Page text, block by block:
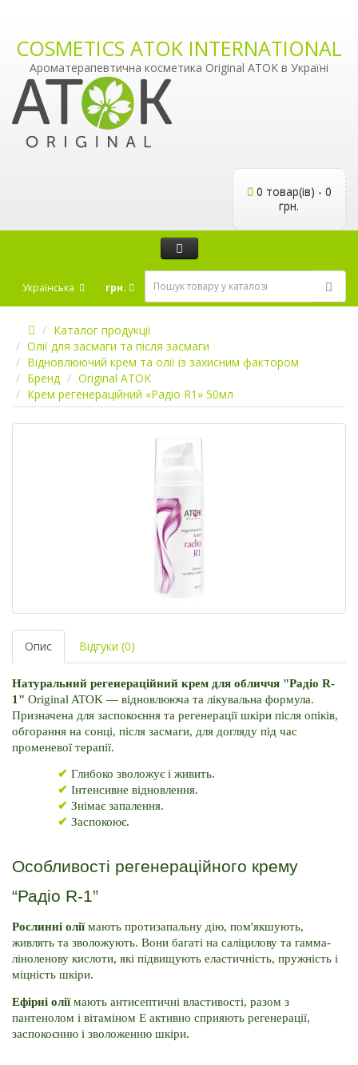
COSMETICS ATOK INTERNATIONAL
Ароматерапевтична косметика Original ATOK в Україні
0 товар(ів) - 0
грн.
Українська грн.
Каталог продукції
Олії для засмаги та після засмаги
Відновлюючий крем та олії із захисним фактором
Бренд
Original ATOK
Крем регенераційний «Радіо R1» 50мл
Опис Відгуки (0)
Натуральний регенераційний крем для обличчя "Радіо R-
1" Original ATOK — відновлююча та лікувальна формула.
Призначена для заспокоєння та регенерації шкіри після опіків,
обгорання на сонці, після засмаги, для догляду під час
променевої терапії.
✔ Глибоко зволожує і живить.
✔ Інтенсивне відновлення.
✔ Знімає запалення.
✔ Заспокоює.
Особливості регенераційного крему
“Радіо R-1”
Рослинні олії мають протизапальну дію, пом'якшують,
живлять та зволожують. Вони багаті на саліцилову та гамма-
ліноленову кислоти, які підвищують еластичність, пружність і
міцність шкіри.
Ефірні олії мають антисептичні властивості, разом з
пантенолом і вітаміном Е активно сприяють регенерації,
заспокоєнню і зволоженню шкіри.